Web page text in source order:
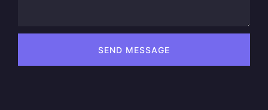
SEND MESSAGE